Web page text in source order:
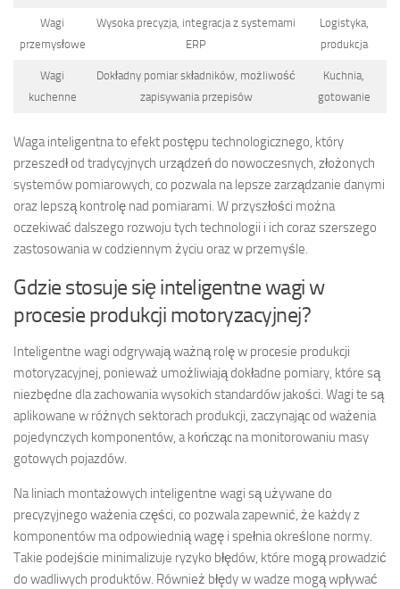
Wagi
przemysłowe
Wysoka precyzja, integracja z systemami
ERP
Logistyka,
produkcja
Wagi
kuchenne
Dokładny pomiar składników, możliwość
zapisywania przepisów
Kuchnia,
gotowanie
Waga inteligentna to efekt postępu technologicznego, który
przeszedł od tradycyjnych urządzeń do nowoczesnych, złożonych
systemów pomiarowych, co pozwala na lepsze zarządzanie danymi
oraz lepszą kontrolę nad pomiarami. W przyszłości można
oczekiwać dalszego rozwoju tych technologii i ich coraz szerszego
zastosowania w codziennym życiu oraz w przemyśle.
Gdzie stosuje się inteligentne wagi w
procesie produkcji motoryzacyjnej?
Inteligentne wagi odgrywają ważną rolę w procesie produkcji
motoryzacyjnej, ponieważ umożliwiają dokładne pomiary, które są
niezbędne dla zachowania wysokich standardów jakości. Wagi te są
aplikowane w różnych sektorach produkcji, zaczynając od ważenia
pojedynczych komponentów, a kończąc na monitorowaniu masy
gotowych pojazdów.
Na liniach montażowych inteligentne wagi są używane do
precyzyjnego ważenia części, co pozwala zapewnić, że każdy z
komponentów ma odpowiednią wagę i spełnia określone normy.
Takie podejście minimalizuje ryzyko błędów, które mogą prowadzić
do wadliwych produktów. Również błędy w wadze mogą wpływać